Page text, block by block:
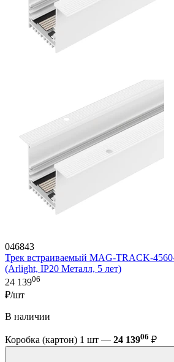
046843
Трек встраиваемый MAG-TRACK-
(Arlight, IP20 Металл, 5 лет)
24 13906
₽/шт
В наличии
Коробка (картон) 1 шт — 24 13906 ₽